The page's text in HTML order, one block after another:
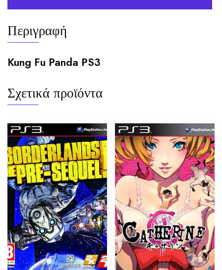
Περιγραφή
Kung Fu Panda PS3
Σχετικά προϊόντα